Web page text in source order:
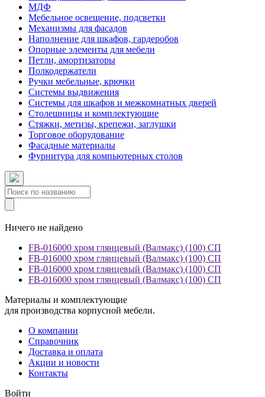
МДФ
Мебельное освещение, подсветки
Механизмы для фасадов
Наполнение для шкафов, гардеробов
Опорные элементы для мебели
Петли, амортизаторы
Полкодержатели
Ручки мебельные, крючки
Системы выдвижения
Системы для шкафов и межкомнатных дверей
Столешницы и комплектующие
Стяжки, метизы, крепежи, заглушки
Торговое оборудование
Фасадные материалы
Фурнитура для компьютерных столов
Ничего не найдено
FB-016000 хром глянцевый (Валмакс) (100) СП
FB-016000 хром глянцевый (Валмакс) (100) СП
FB-016000 хром глянцевый (Валмакс) (100) СП
FB-016000 хром глянцевый (Валмакс) (100) СП
Материалы и комплектующие
для производства корпусной мебели.
О компании
Справочник
Доставка и оплата
Акции и новости
Контакты
Войти